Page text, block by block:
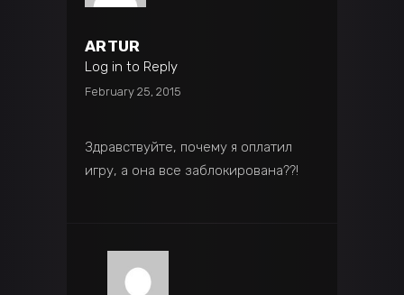
ARTUR
Log in to Reply
February 25, 2015
Здравствуйте, почему я оплатил
игру, а она все заблокирована??!